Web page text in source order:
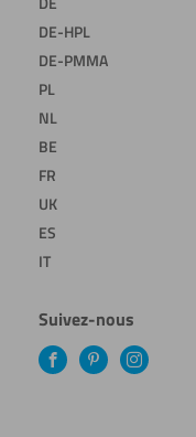
DE-HPL
DE-PMMA
PL
NL
BE
FR
UK
ES
IT
Suivez-nous
FacebookPinterestInstagram